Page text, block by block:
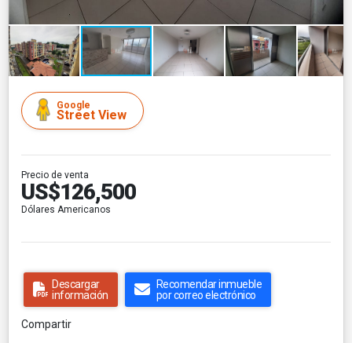
Google
Street View
Precio de venta
US$126,500
Dólares Americanos
Descargar
información
Recomendar inmueble
por correo electrónico
Compartir